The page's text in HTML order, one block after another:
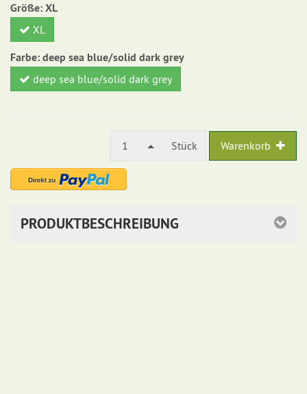
Größe:XL
XL
Farbe:deep sea blue/solid dark grey
deep sea blue/solid dark grey
1 Stück Warenkorb
PRODUKTBESCHREIBUNG